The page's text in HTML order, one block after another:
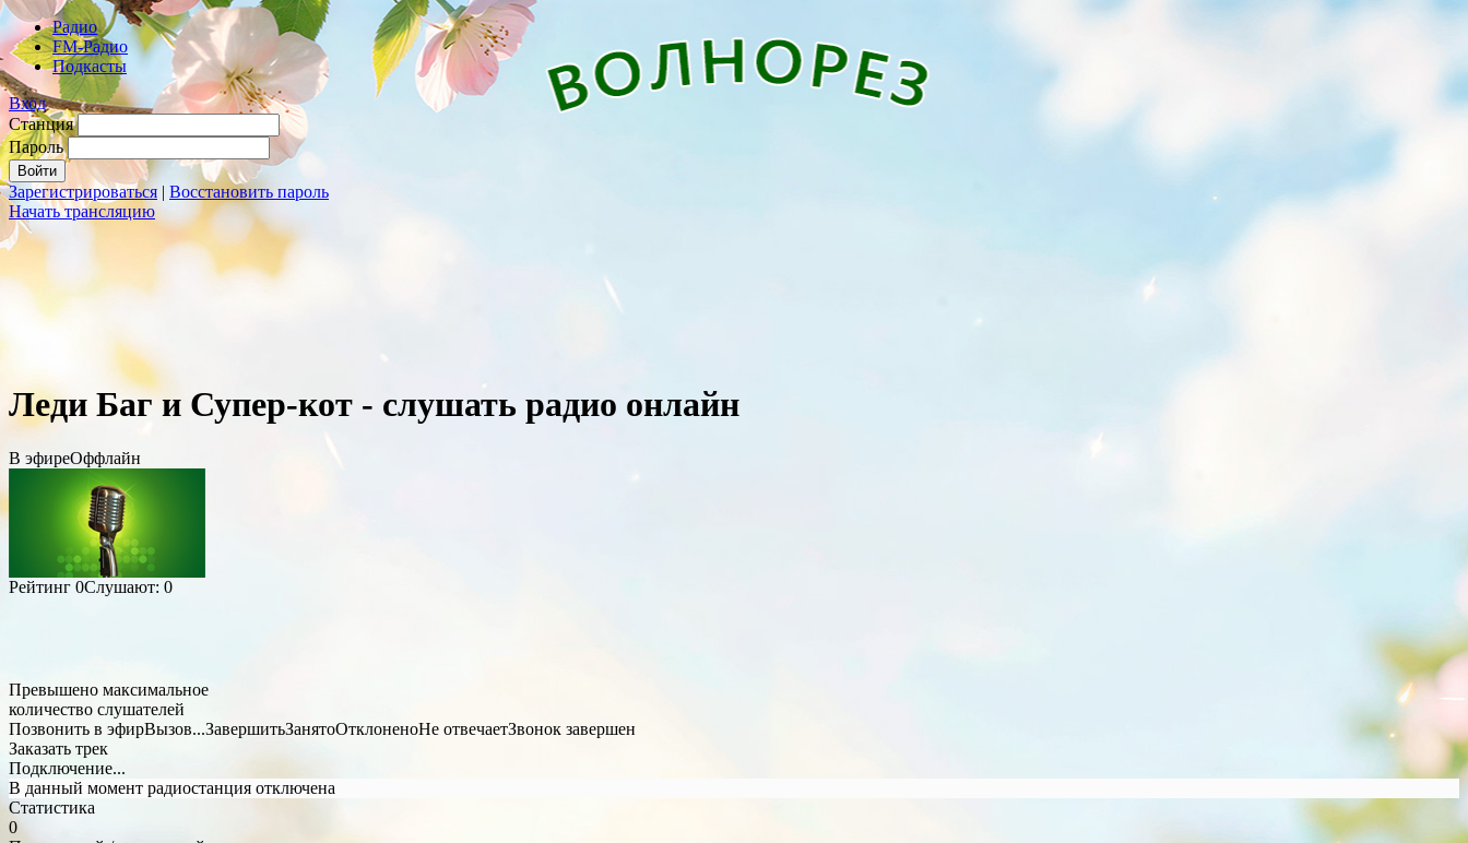
Радио
FM-Радио
Подкасты
Вход
Станция
Пароль
Зарегистрироваться | Восстановить пароль
Начать трансляцию
Леди Баг и Супер-кот - слушать радио онлайн
В эфиреОффлайн
Рейтинг 0Слушают: 0
Превышено максимальное
количество слушателей
Позвонить в эфирВызов...ЗавершитьЗанятоОтклоненоНе отвечаетЗвонок завершен
Заказать трек
Подключение...
В данный момент радиостанция отключена
Статистика
0